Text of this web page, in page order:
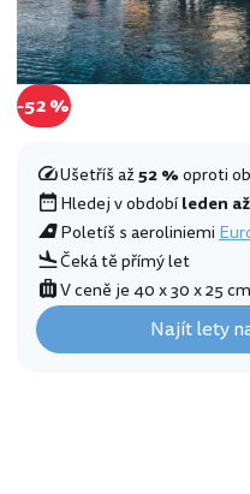
-52 %
Ušetříš až52 %oproti
Hledej v obdobíleden
Poletíš s aeroliniemi
Čeká tě přímý let
V ceně je 40 x 30 x 25 cm
Najít lety